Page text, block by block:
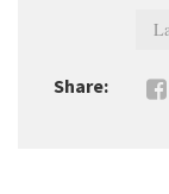
Share: